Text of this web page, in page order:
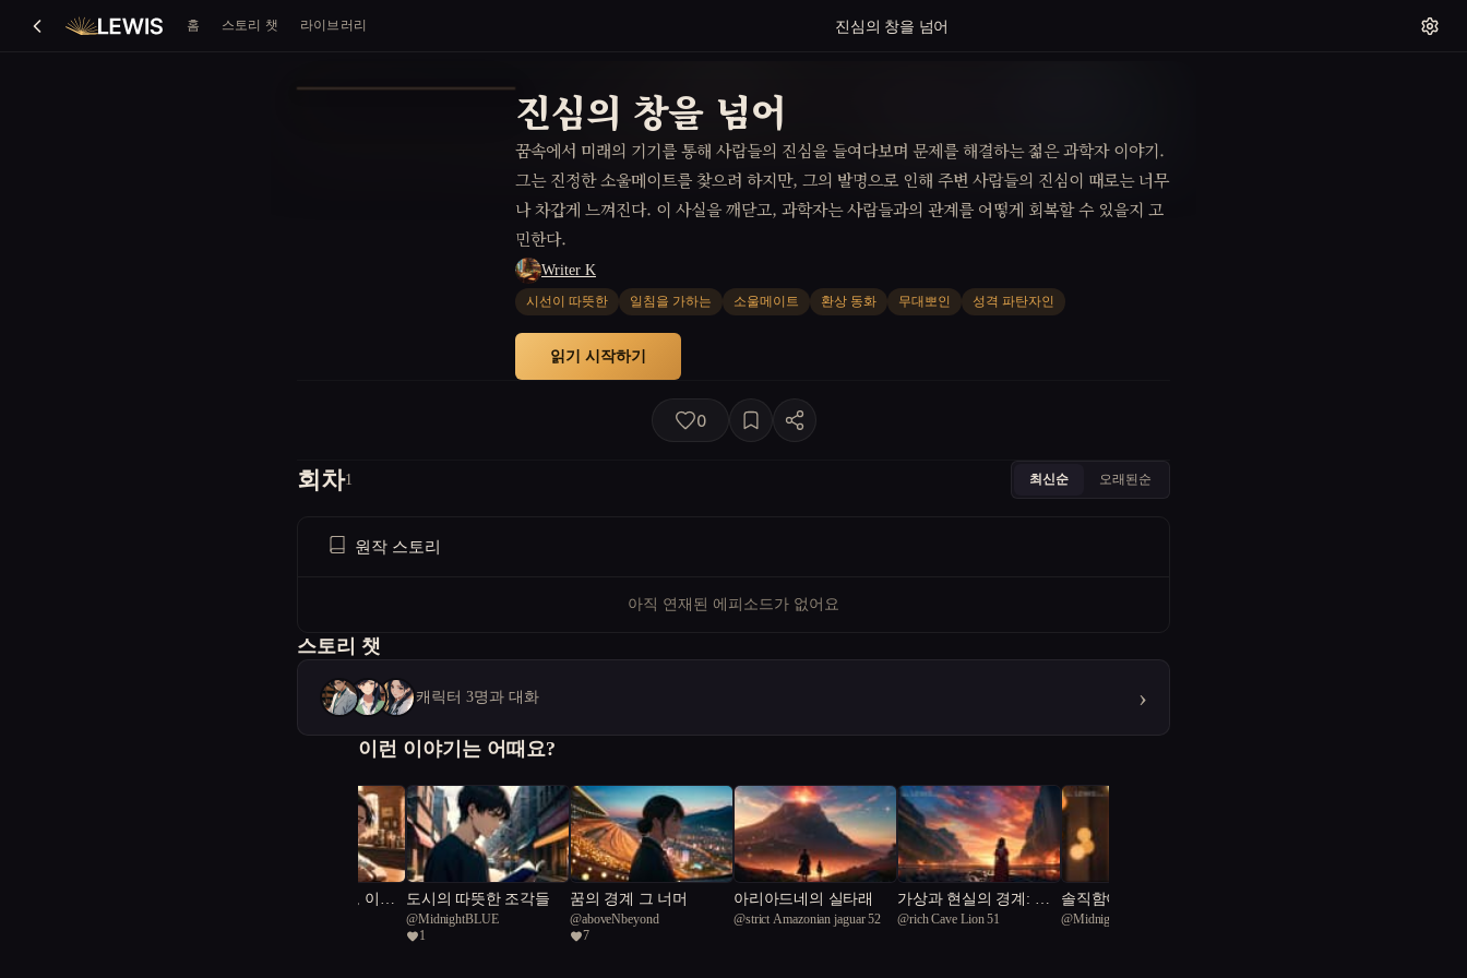
홈 스토리 챗 라이브러리 진심의 창을 넘어
진심의 창을 넘어
꿈속에서 미래의 기기를 통해 사람들의 진심을 들여다보며 문제를 해결하는 젊은 과학자 이야기.
그는 진정한 소울메이트를 찾으려 하지만, 그의 발명으로 인해 주변 사람들의 진심이 때로는 너무
나 차갑게 느껴진다. 이 사실을 깨닫고, 과학자는 사람들과의 관계를 어떻게 회복할 수 있을지 고
민한다.
Writer K
시선이 따뜻한 일침을 가하는 소울메이트 환상 동화 무대뽀인 성격 파탄자인
읽기 시작하기
0
회차1 최신순 오래된순
원작 스토리
아직 연재된 에피소드가 없어요
스토리 챗
캐릭터 3명과 대화 ›
이런 이야기는 어때요?
영혼을 담은 공간, 이오
도시의 따뜻한 조각들
@MidnightBLUE
1
꿈의 경계 그 너머
@aboveNbeyond
7
아리아드네의 실타래
@strict Amazonian jaguar 52
가상과 현실의 경계: 우
주 재난과 인간성의 진실
@rich Cave Lion 51
솔직함이 금지된 식탁
@MidnightBLUE